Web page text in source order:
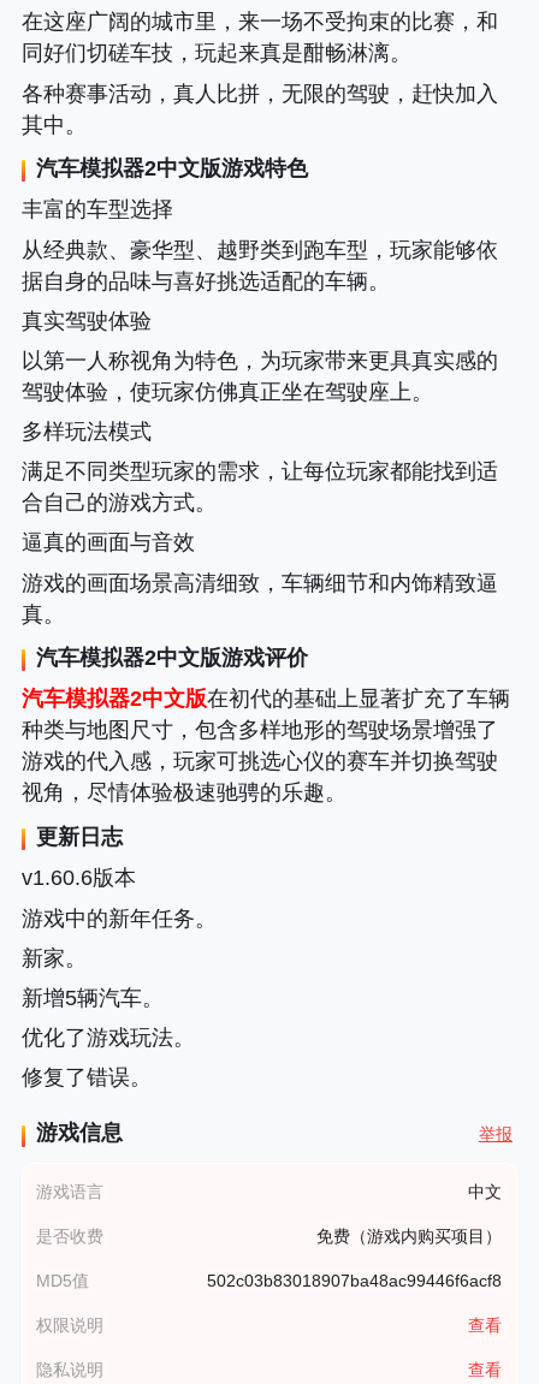
在这座广阔的城市里，来一场不受拘束的比赛，和
同好们切磋车技，玩起来真是酣畅淋漓。
各种赛事活动，真人比拼，无限的驾驶，赶快加入
其中。
汽车模拟器2中文版游戏特色
丰富的车型选择
从经典款、豪华型、越野类到跑车型，玩家能够依
据自身的品味与喜好挑选适配的车辆。
真实驾驶体验
以第一人称视角为特色，为玩家带来更具真实感的
驾驶体验，使玩家仿佛真正坐在驾驶座上。
多样玩法模式
满足不同类型玩家的需求，让每位玩家都能找到适
合自己的游戏方式。
逼真的画面与音效
游戏的画面场景高清细致，车辆细节和内饰精致逼
真。
汽车模拟器2中文版游戏评价
汽车模拟器2中文版在初代的基础上显著扩充了车辆
种类与地图尺寸，包含多样地形的驾驶场景增强了
游戏的代入感，玩家可挑选心仪的赛车并切换驾驶
视角，尽情体验极速驰骋的乐趣。
更新日志
v1.60.6版本
游戏中的新年任务。
新家。
新增5辆汽车。
优化了游戏玩法。
修复了错误。
游戏信息 举报
游戏语言 中文
是否收费 免费（游戏内购买项目）
MD5值 502c03b83018907ba48ac99446f6acf8
权限说明 查看
隐私说明 查看